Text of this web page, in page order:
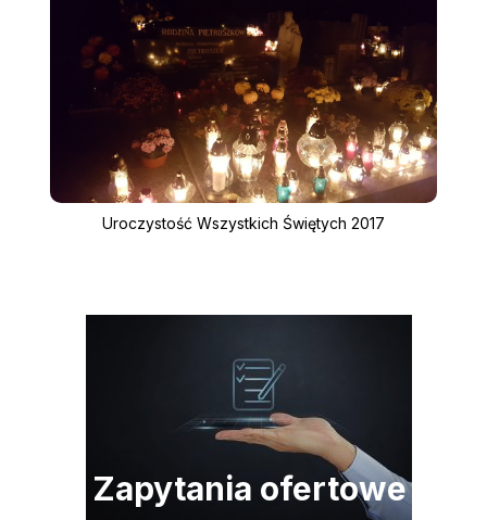
Uroczystość Wszystkich Świętych 2017
Zapytania ofertowe